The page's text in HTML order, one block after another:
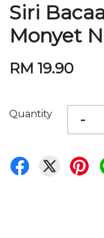
Siri
Monyet
RM 19.90
Quantity -